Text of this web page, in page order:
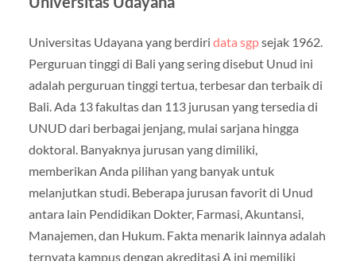
Universitas Udayana yang berdiri data sgpsejak 1962.
Perguruan tinggi di Bali yang sering disebut Unud ini
adalah perguruan tinggi tertua, terbesar dan terbaik di
Bali. Ada 13 fakultas dan 113 jurusan yang tersedia di
UNUD dari berbagai jenjang, mulai sarjana hingga
doktoral. Banyaknya jurusan yang dimiliki,
memberikan Anda pilihan yang banyak untuk
melanjutkan studi. Beberapa jurusan favorit di Unud
antara lain Pendidikan Dokter, Farmasi, Akuntansi,
Manajemen, dan Hukum. Fakta menarik lainnya adalah
ternyata kampus dengan akreditasi A ini memiliki